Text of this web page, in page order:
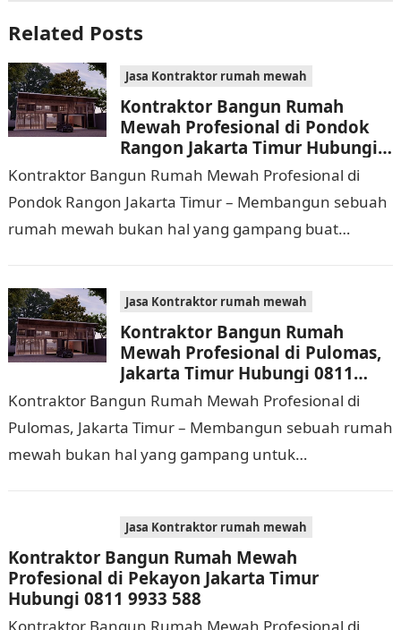
Related Posts
Jasa Kontraktor rumah mewah
Kontraktor Bangun Rumah
Mewah Profesional di Pondok
Rangon Jakarta Timur Hubungi
0811 9933 588
Kontraktor Bangun Rumah Mewah Profesional di
Pondok Rangon Jakarta Timur – Membangun sebuah
rumah mewah bukan hal yang gampang buat
Jasa Kontraktor rumah mewah
Kontraktor Bangun Rumah
Mewah Profesional di Pulomas,
Jakarta Timur Hubungi 0811
9933 588
Kontraktor Bangun Rumah Mewah Profesional di
Pulomas, Jakarta Timur – Membangun sebuah rumah
mewah bukan hal yang gampang untuk
Jasa Kontraktor rumah mewah
Kontraktor Bangun Rumah Mewah
Profesional di Pekayon Jakarta Timur
Hubungi 0811 9933 588